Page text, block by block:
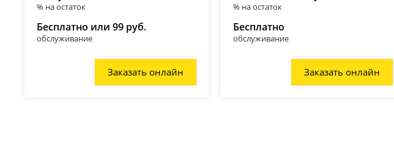
% на остаток
Бесплатно или 99 руб.
обслуживание
Заказать онлайн
% на остаток
Бесплатно
обслуживание
Заказать онлайн